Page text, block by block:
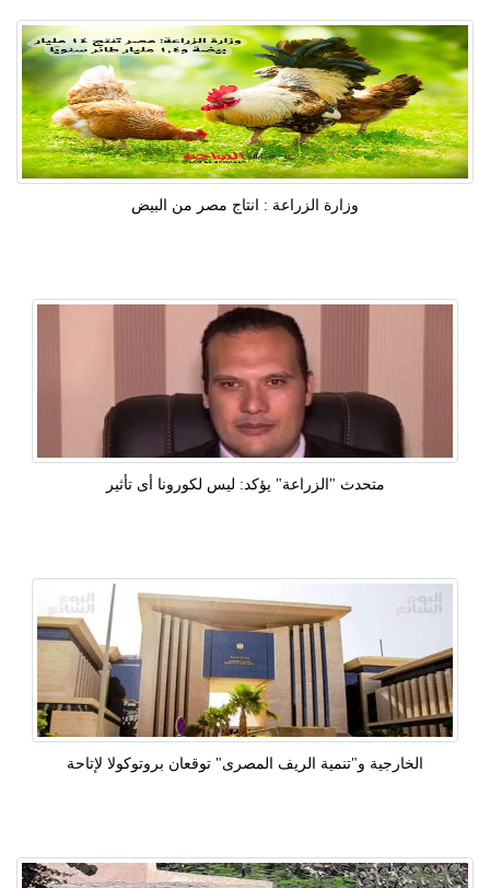
وزارة الزراعة : انتاج مصر من البيض
متحدث "الزراعة" يؤكد: ليس لكورونا أى تأثير
الخارجية و"تنمية الريف المصرى" توقعان بروتوكولا لإتاحة